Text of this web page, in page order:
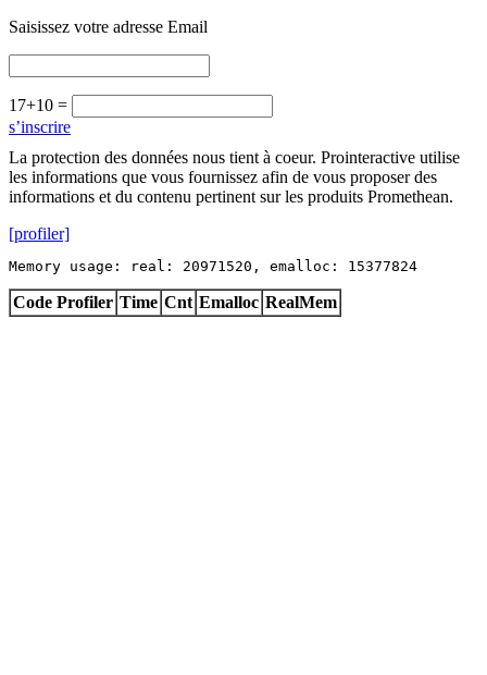
Saisissez votre adresse Email
17+10 =
s’inscrire
La protection des données nous tient à coeur. Prointeractive utilise
les informations que vous fournissez afin de vous proposer des
informations et du contenu pertinent sur les produits Promethean.
[profiler]
Memory usage: real: 20971520, emalloc: 15377824
Code Profiler Time Cnt Emalloc RealMem